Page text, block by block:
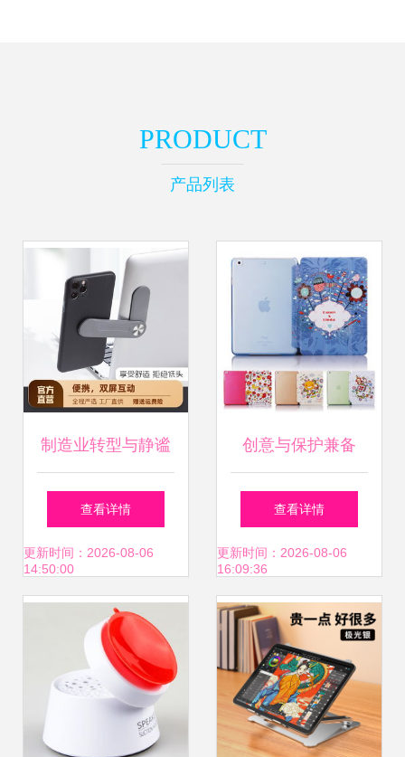
PRODUCT
产品列表
制造业转型与静谧
支撑 803组笔记本
电脑工厂的一隅
查看详情
更新时间：2026-08-06
14:50:00
创意与保护兼备
iPad Air/iPad 5三
折支架保护壳皮套
评测
查看详情
更新时间：2026-08-06
16:09:36